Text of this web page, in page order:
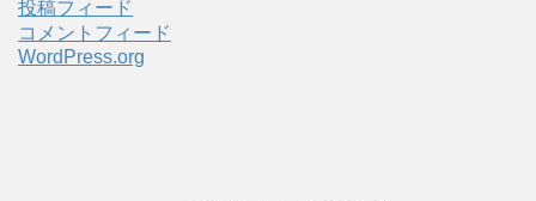
投稿フィード
コメントフィード
WordPress.org